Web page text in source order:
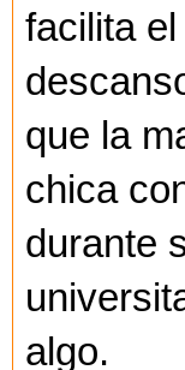
facilita el
que la
chica
durante
algo.